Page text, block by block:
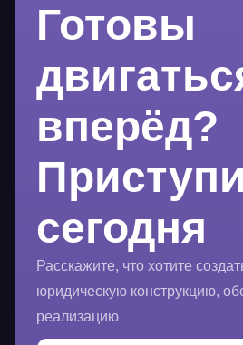
Готовы
вперёд?
сегодня
Расскажите, что хотите
юридическую конструкцию,
реализацию